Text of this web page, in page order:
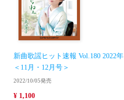
新曲歌謡ヒット速報 Vol.180 2022年
＜11月・12月号＞
2022/10/05発売
¥ 1,100